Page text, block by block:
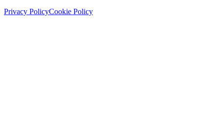
Privacy PolicyCookie Policy